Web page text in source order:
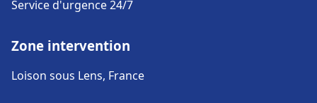
Service d'urgence 24/7
Zone intervention
Loison sous Lens, France